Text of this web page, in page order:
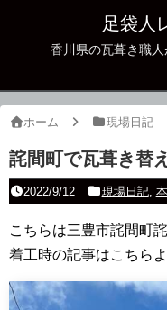
足袋人
香川県の瓦葺き職
ホーム 現場日記
詫間町で瓦葺き替
2022/9/12 現場日記,
こちらは三豊市詫間町
着工時の記事はこちら
現場日記
古瓦
本日の一品
その他